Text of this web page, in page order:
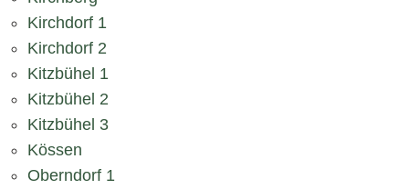
Kirchdorf 1
Kirchdorf 2
Kitzbühel 1
Kitzbühel 2
Kitzbühel 3
Kössen
Oberndorf 1